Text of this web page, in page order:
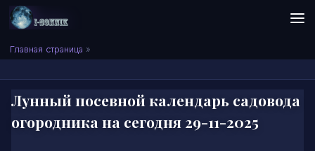
Skip to content
Сонник I-SONNIK.COM
Главная страница »
Лунный посевной календарь садовода
огородника на сегодня 29-11-2025